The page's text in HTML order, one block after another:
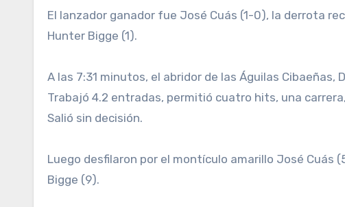
El lanzador ganador fue José Cuás (1-0), la derrota
Hunter Bigge (1).
A las 7:31 minutos, el abridor de las Águilas
Trabajó 4.2 entradas, permitió cuatro hits, una
Salió sin decisión.
Luego desfilaron por el montículo amarillo José Cuás
Bigge (9).